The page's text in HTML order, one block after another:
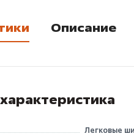
Описание
Легковые